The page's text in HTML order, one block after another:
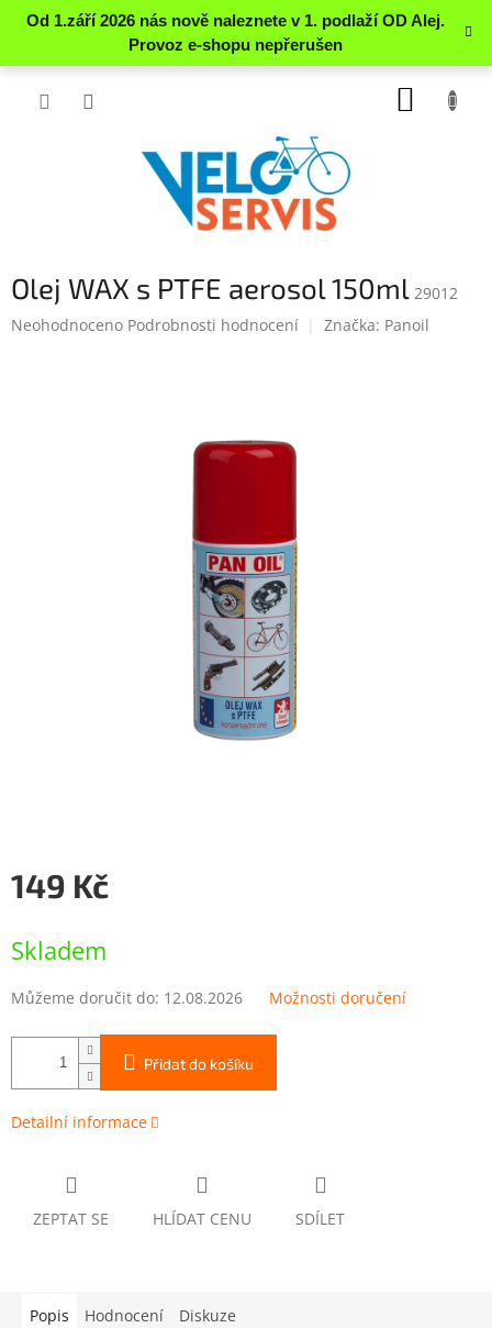
Přejít
Olej WAX s PTFE aerosol 150ml 29012
Průměrné
Neohodnoceno Podrobnosti hodnocení Značka: Panoil
149 Kč
cena:
Skladem
Můžeme doručit do: 12.08.2026 Možnosti doručení
Přidat do košíku
Detailní informace
ZEPTAT SE HLÍDAT CENU SDÍLET
Popis Hodnocení Diskuze